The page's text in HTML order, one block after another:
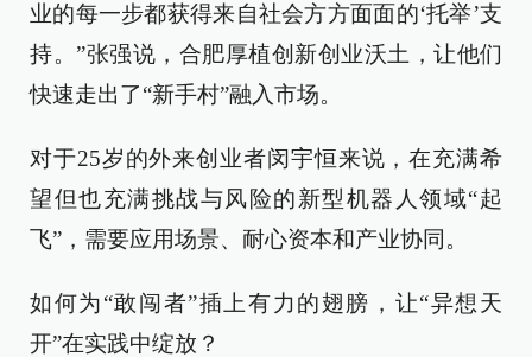
业的每一步都获得来自社会方方面面的‘托举’支
持。”张强说，合肥厚植创新创业沃土，让他们
快速走出了“新手村”融入市场。
对于25岁的外来创业者闵宇恒来说，在充满希
望但也充满挑战与风险的新型机器人领域“起
飞”，需要应用场景、耐心资本和产业协同。
如何为“敢闯者”插上有力的翅膀，让“异想天
开”在实践中绽放？